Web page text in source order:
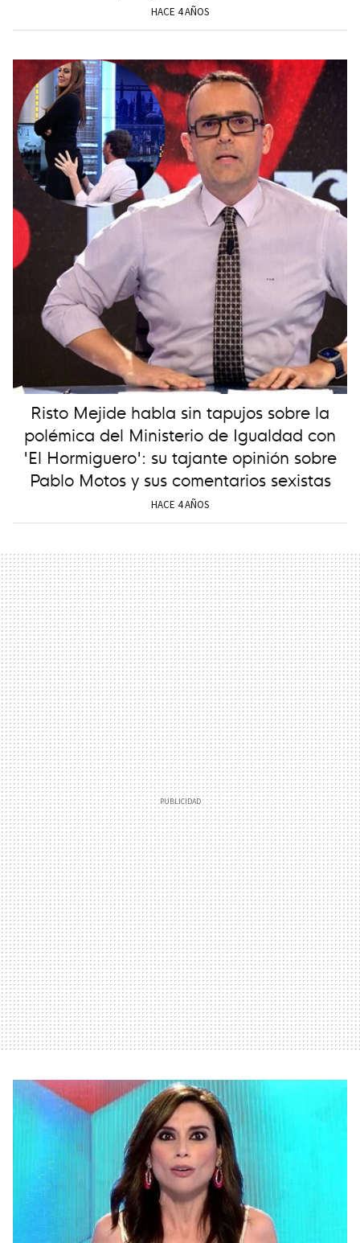
HACE 4 AÑOS
Risto Mejide habla sin tapujos sobre la
polémica del Ministerio de Igualdad con
'El Hormiguero': su tajante opinión sobre
Pablo Motos y sus comentarios sexistas
HACE 4 AÑOS